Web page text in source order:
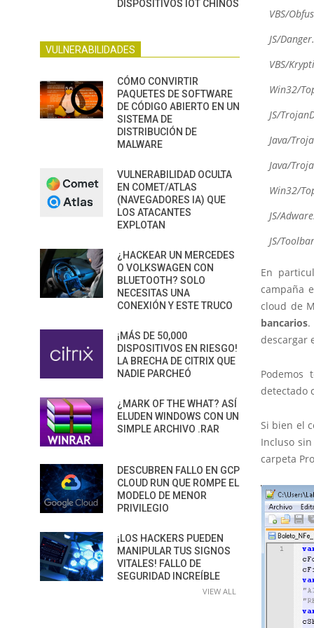
VBS/
JS/
VBS/
Win32/
JS/
Java/
Java/
Win32/
JS/
JS/
En
campaña
cloud de
bancarios.
descargar
Podemos
detectado
Si bien el
Incluso
carpeta
DISPOSITIVOS IOT CHINOS
VULNERABILIDADES
CÓMO CONVIRTIR
PAQUETES DE SOFTWARE
DE CÓDIGO ABIERTO EN UN
SISTEMA DE
DISTRIBUCIÓN DE
MALWARE
VULNERABILIDAD OCULTA
EN COMET/ATLAS
(NAVEGADORES IA) QUE
LOS ATACANTES
EXPLOTAN
¿HACKEAR UN MERCEDES
O VOLKSWAGEN CON
BLUETOOTH? SOLO
NECESITAS UNA
CONEXIÓN Y ESTE TRUCO
¡MÁS DE 50,000
DISPOSITIVOS EN RIESGO!
LA BRECHA DE CITRIX QUE
NADIE PARCHEÓ
¿MARK OF THE WHAT? ASÍ
ELUDEN WINDOWS CON UN
SIMPLE ARCHIVO .RAR
DESCUBREN FALLO EN GCP
CLOUD RUN QUE ROMPE EL
MODELO DE MENOR
PRIVILEGIO
¡LOS HACKERS PUEDEN
MANIPULAR TUS SIGNOS
VITALES! FALLO DE
SEGURIDAD INCREÍBLE
VIEW ALL